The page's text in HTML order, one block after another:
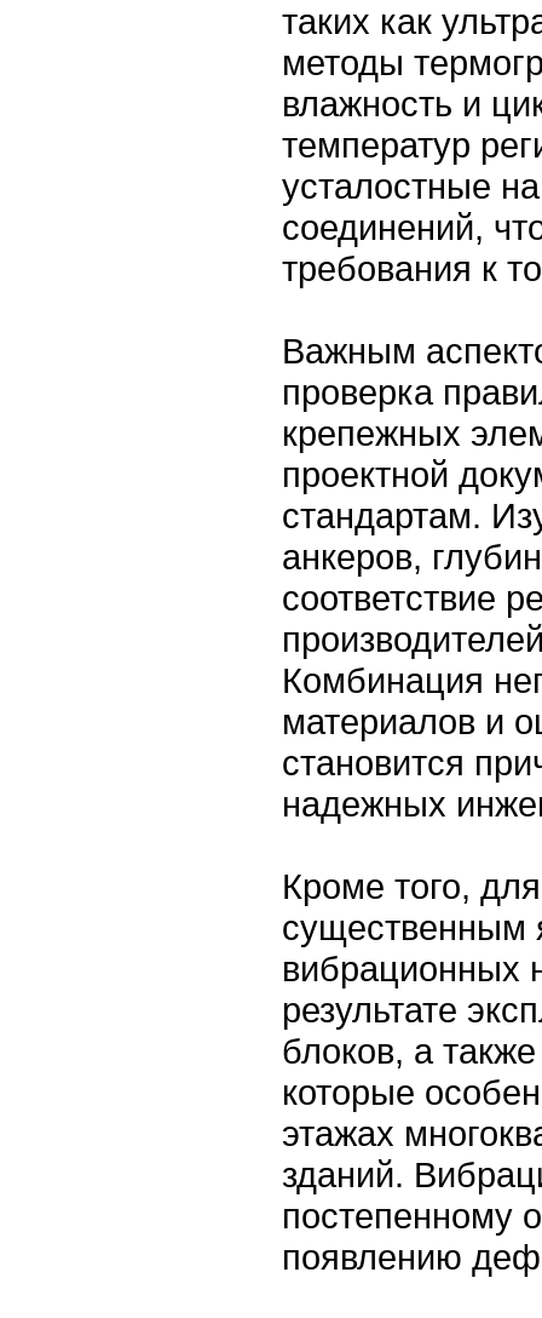
таких как
методы
влажность и
температур
усталостные
соединений,
требования к
Важным
проверка
крепежных
проектной
стандартам.
анкеров,
соответствие
Комбинация
материалов и
становится
надежных
Кроме того,
существенным
вибрационных
результате
блоков, а
которые
этажах
зданий.
постепенному
появлению